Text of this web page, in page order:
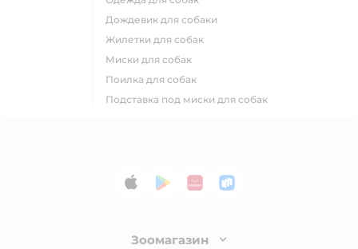
дождевик для собаки
жилетки для собак
миски для собак
поилка для собак
подставка под миски для собак
App StoreGoogle Play
AppGallery
RuStore
Зоомагазин